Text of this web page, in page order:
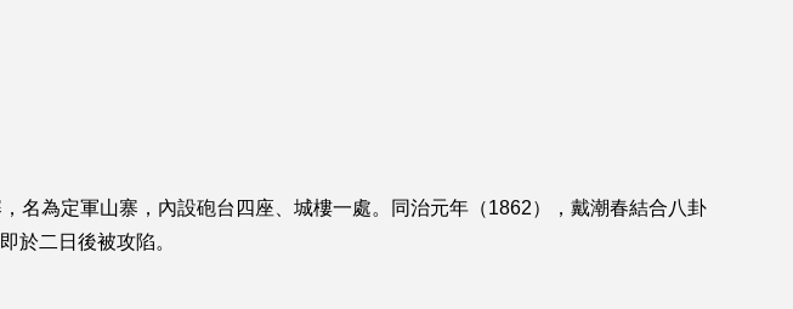
名為定軍山寨，內設砲台四座、城樓一處。同治元年（1862），戴潮春結合八卦
於二日後被攻陷。